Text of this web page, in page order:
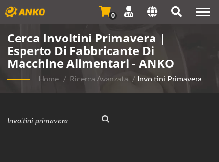
0
Cerca Involtini Primavera |
Esperto Di Fabbricante Di
Macchine Alimentari - ANKO
Home / Ricerca Avanzata / Involtini Primavera